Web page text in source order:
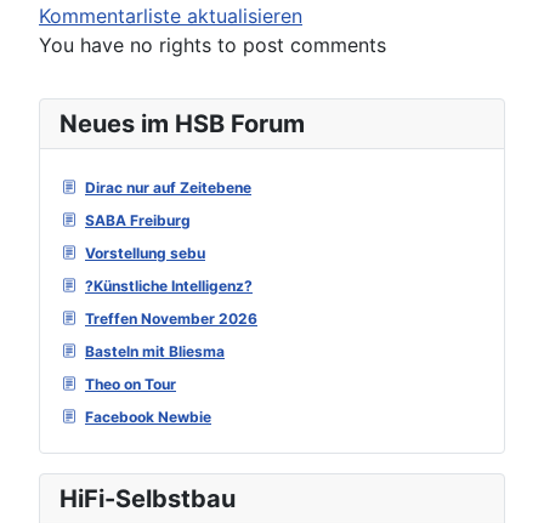
Neues im HSB Forum
Dirac nur auf Zeitebene
SABA Freiburg
Vorstellung sebu
?Künstliche Intelligenz?
Treffen November 2026
Basteln mit Bliesma
Theo on Tour
Facebook Newbie
HiFi-Selbstbau
Kommentarliste aktualisieren
You have no rights to post comments